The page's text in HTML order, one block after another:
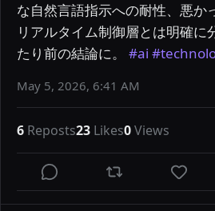
な自然言語指示への耐性、悪か
リアルタイム制御層とは明確に
たり前の結論に。 #ai
May 5, 2026, 6:41 AM
6 Reposts23 Likes0Views